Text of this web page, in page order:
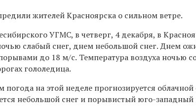
жителей Красноярска о сильном ветре.
УГМС, в четверг, 4 декабря, в
слабый снег, днем небольшой снег. Днем
ами до 18 м/с. Температура воздуха ночью
гололедица.
погода на этой неделе прогнозируется
небольшой снег и порывистый юго-западный